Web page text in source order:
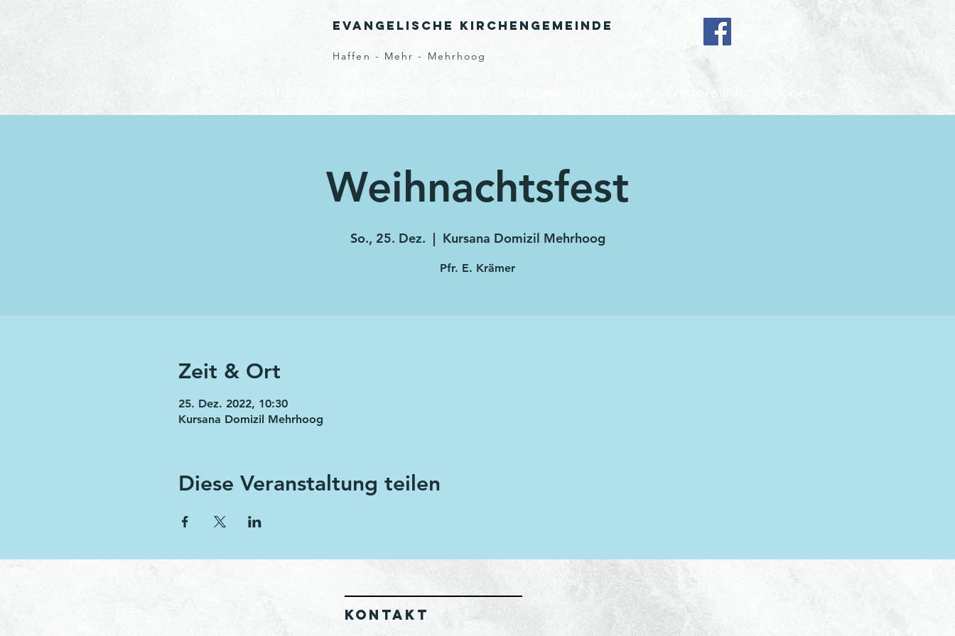
Evangelische Kirchengemeinde
Haffen - Mehr - Mehrhoog
Weitere Informationen
Weihnachtsfest
So., 25. Dez.
  |
Kursana Domizil Mehrhoog
Pfr. E. Krämer
Zeit & Ort
25. Dez. 2022, 10:30
Kursana Domizil Mehrhoog
Diese Veranstaltung teilen
KONTAKT